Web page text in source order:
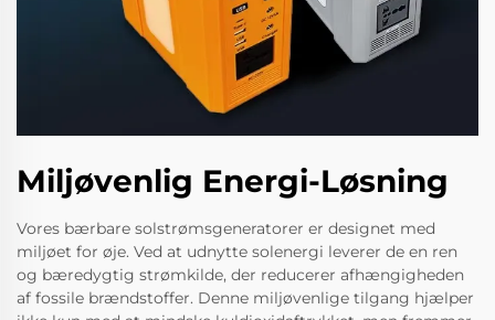
Miljøvenlig Energi-Løsning
Vores bærbare solstrømsgeneratorer er designet med
miljøet for øje. Ved at udnytte solenergi leverer de en ren
og bæredygtig strømkilde, der reducerer afhængigheden
af fossile brændstoffer. Denne miljøvenlige tilgang hjælper